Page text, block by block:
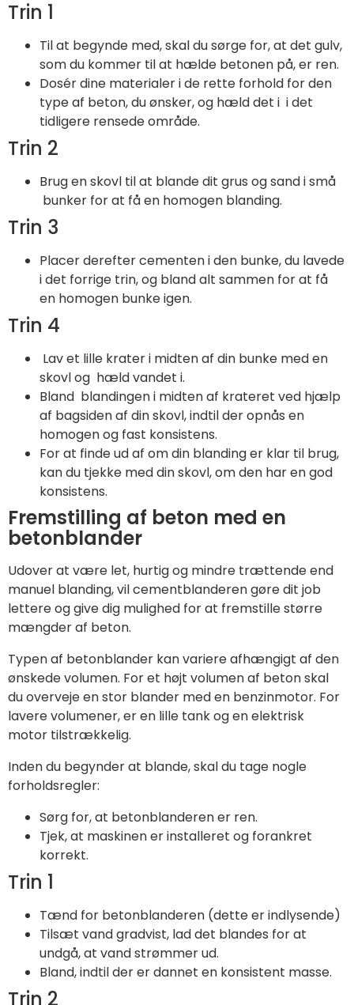
Trin 1
Til at begynde med, skal du sørge for, at det gulv,
som du kommer til at hælde betonen på, er ren.
Dosér dine materialer i de rette forhold for den
type af beton, du ønsker, og hæld det i i det
tidligere rensede område.
Trin 2
Brug en skovl til at blande dit grus og sand i små
bunker for at få en homogen blanding.
Trin 3
Placer derefter cementen i den bunke, du lavede
i det forrige trin, og bland alt sammen for at få
en homogen bunke igen.
Trin 4
Lav et lille krater i midten af din bunke med en
skovl og hæld vandet i.
Bland blandingen i midten af krateret ved hjælp
af bagsiden af din skovl, indtil der opnås en
homogen og fast konsistens.
For at finde ud af om din blanding er klar til brug,
kan du tjekke med din skovl, om den har en god
konsistens.
Fremstilling af beton med en
betonblander
Udover at være let, hurtig og mindre trættende end
manuel blanding, vil cementblanderen gøre dit job
lettere og give dig mulighed for at fremstille større
mængder af beton.
Typen af betonblander kan variere afhængigt af den
ønskede volumen. For et højt volumen af beton skal
du overveje en stor blander med en benzinmotor. For
lavere volumener, er en lille tank og en elektrisk
motor tilstrækkelig.
Inden du begynder at blande, skal du tage nogle
forholdsregler:
Sørg for, at betonblanderen er ren.
Tjek, at maskinen er installeret og forankret
korrekt.
Trin 1
Tænd for betonblanderen (dette er indlysende)
Tilsæt vand gradvist, lad det blandes for at
undgå, at vand strømmer ud.
Bland, indtil der er dannet en konsistent masse.
Trin 2